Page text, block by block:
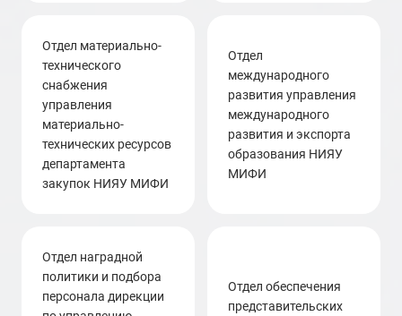
отдел материально-
технического
снабжения
управления
материально-
технических ресурсов
департамента
закупок НИЯУ МИФИ
отдел
международного
развития управления
международного
развития и экспорта
образования НИЯУ
МИФИ
отдел наградной
политики и подбора
персонала дирекции
Отдел обеспечения
представительских